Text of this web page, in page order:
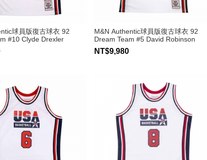
球員版復古球衣 92
#10 Clyde Drexler
M&N Authentic球員版復古球衣 92
Dream Team #5 David Robinson
NT$9,980